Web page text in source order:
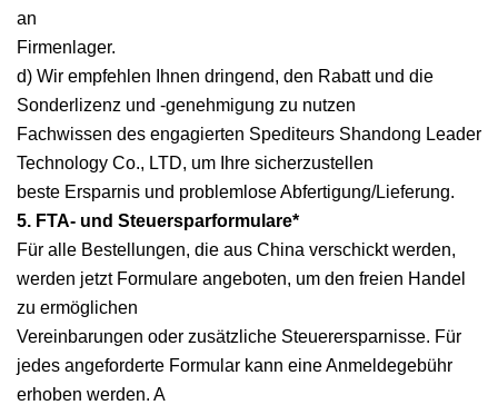
an
Firmenlager.
d) Wir empfehlen Ihnen dringend, den Rabatt und die
Sonderlizenz und -genehmigung zu nutzen
Fachwissen des engagierten Spediteurs Shandong Leader
Technology Co., LTD, um Ihre sicherzustellen
beste Ersparnis und problemlose Abfertigung/Lieferung.
5. FTA- und Steuersparformulare*
Für alle Bestellungen, die aus China verschickt werden,
werden jetzt Formulare angeboten, um den freien Handel
zu ermöglichen
Vereinbarungen oder zusätzliche Steuerersparnisse. Für
jedes angeforderte Formular kann eine Anmeldegebühr
erhoben werden. A